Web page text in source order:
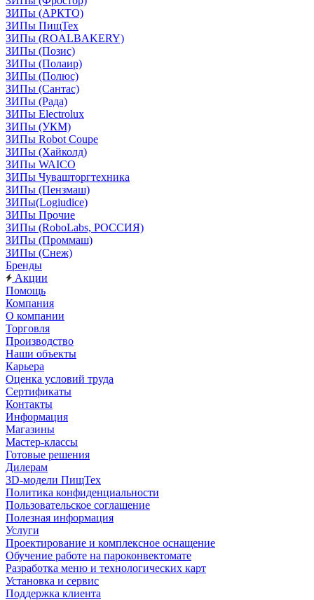
ЗИПы (АРКТО)
ЗИПы ПищТех
ЗИПы (ROALBAKERY)
ЗИПы (Позис)
ЗИПы (Полаир)
ЗИПы (Полюс)
ЗИПы (Сантас)
ЗИПы (Рада)
ЗИПы Electrolux
ЗИПы (УКМ)
ЗИПы Robot Coupe
ЗИПы (Хайколд)
ЗИПы WAICO
ЗИПы Чувашторгтехника
ЗИПы (Пензмаш)
ЗИПы(Logiudice)
ЗИПы Прочие
ЗИПы (RoboLabs, РОССИЯ)
ЗИПы (Проммаш)
ЗИПы (Снеж)
Бренды
Акции
Помощь
Компания
О компании
Торговля
Производство
Наши объекты
Карьера
Оценка условий труда
Сертификаты
Контакты
Информация
Магазины
Мастер-классы
Готовые решения
Дилерам
3D-модели ПищТех
Политика конфиденциальности
Пользовательское соглашение
Полезная информация
Услуги
Проектирование и комплексное оснащение
Обучение работе на пароконвектомате
Разработка меню и технологических карт
Установка и сервис
Поддержка клиента